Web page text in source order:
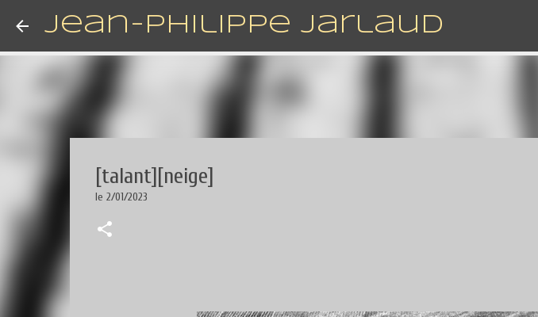
Jean-Philippe Jarlaud
[talant][neige]
le 2/01/2023